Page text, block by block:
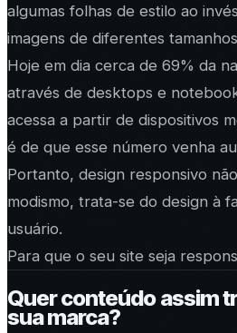
algumas folhas de estilo ao
imagens de diferentes
Hoje em dia cerca de 69% da
através de desktops e
acessa a partir de dispositivos
é de que esse número venha
Portanto, design responsivo
modismo, trata-se do design à
usuário.
Para que o seu site seja
Quer conteúdo assim
sua marca?